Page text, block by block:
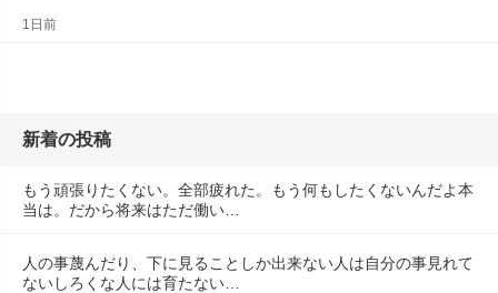
1日前
新着の投稿
もう頑張りたくない。全部疲れた。もう何もしたくないんだよ本
当は。だから将来はただ働い…
人の事蔑んだり、下に見ることしか出来ない人は自分の事見れて
ないしろくな人には育たない…